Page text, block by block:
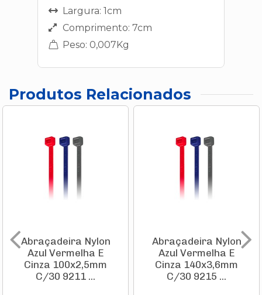
Largura: 1cm
Comprimento: 7cm
Peso: 0,007Kg
Produtos Relacionados
Abraçadeira Nylon
Azul Vermelha E
Cinza 100x2,5mm
C/30 9211 ...
Abraçadeira Nylon
Azul Vermelha E
Cinza 140x3,6mm
C/30 9215 ...